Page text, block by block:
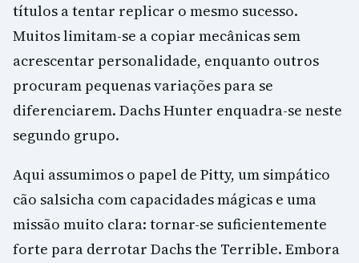
títulos a tentar replicar o mesmo sucesso.
Muitos limitam-se a copiar mecânicas sem
acrescentar personalidade, enquanto outros
procuram pequenas variações para se
diferenciarem. Dachs Hunter enquadra-se neste
segundo grupo.
Aqui assumimos o papel de Pitty, um simpático
cão salsicha com capacidades mágicas e uma
missão muito clara: tornar-se suficientemente
forte para derrotar Dachs the Terrible. Embora